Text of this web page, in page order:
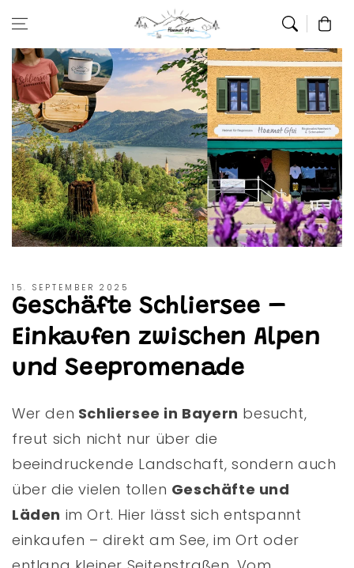
springen
15. SEPTEMBER 2025
Geschäfte Schliersee –
Einkaufen zwischen Alpen
und Seepromenade
Wer den Schliersee in Bayern besucht,
freut sich nicht nur über die
beeindruckende Landschaft, sondern auch
über die vielen tollen Geschäfte und
Läden im Ort. Hier lässt sich entspannt
einkaufen – direkt am See, im Ort oder